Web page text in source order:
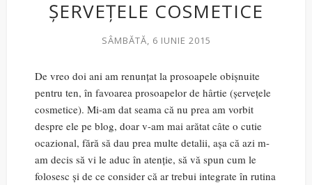
ȘERVEȚELE COSMETICE
SÂMBĂTĂ, 6 IUNIE 2015
De vreo doi ani am renunțat la prosoapele obișnuite
pentru ten, în favoarea prosoapelor de hârtie (șervețele
cosmetice). Mi-am dat seama că nu prea am vorbit
despre ele pe blog, doar v-am mai arătat câte o cutie
ocazional, fără să dau prea multe detalii, așa că azi m-
am decis să vi le aduc în atenție, să vă spun cum le
folosesc și de ce consider că ar trebui integrate în rutina